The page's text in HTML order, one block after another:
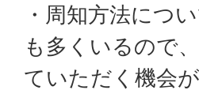
・周知方法につ
も多くいるので
ていただく機会